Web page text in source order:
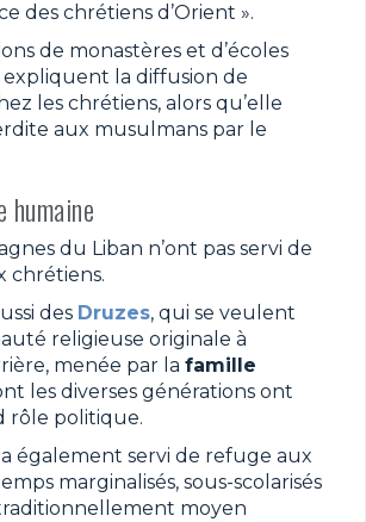
des chrétiens d’Orient ».
de monastères et d’écoles
la diffusion de
les chrétiens, alors qu’elle
aux musulmans par le
humaine
du Liban n’ont pas servi de
chrétiens.
des Druzes, qui se veulent
religieuse originale à
menée par la famille
les diverses générations ont
rôle politique.
également servi de refuge aux
marginalisés, sous-scolarisés
moyen